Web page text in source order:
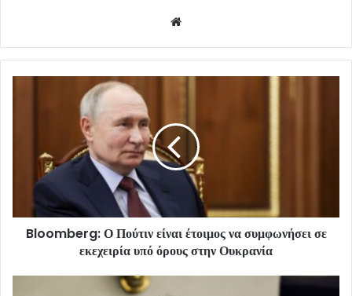
Bloomberg: Ο Πούτιν είναι έτοιμος να συμφωνήσει σε
εκεχειρία υπό όρους στην Ουκρανία